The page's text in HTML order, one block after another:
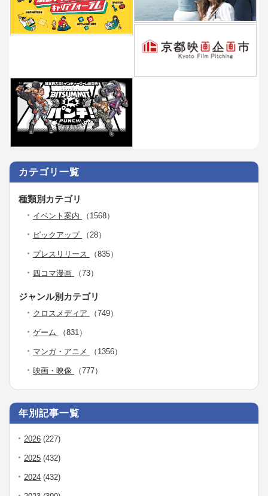
カテゴリ一覧
種類別カテゴリ
イベント案内 （1568）
ピックアップ （28）
プレスリリース （835）
四コマ漫画 （73）
ジャンル別カテゴリ
クロスメディア （749）
ゲーム （831）
マンガ・アニメ （1356）
映画・映像 （777）
年別記事一覧
2026 (227)
2025 (432)
2024 (432)